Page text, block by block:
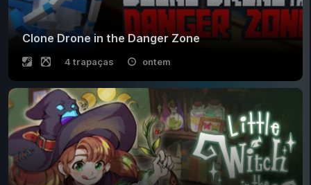
Clone Drone in the Danger Zone
4 trapaças ontem